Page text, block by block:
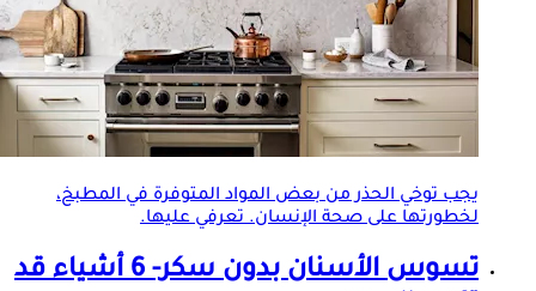
يجب توخي الحذر من بعض المواد المتوفرة في المطبخ،
لخطورتها على صحة الإنسان. تعرفي عليها.
تسوس الأسنان بدون سكر- 6 أشياء قد